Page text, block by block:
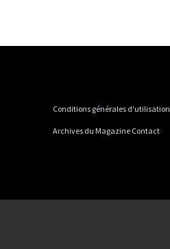
Conditions générales d'utilisation
Archives du Magazine Contact